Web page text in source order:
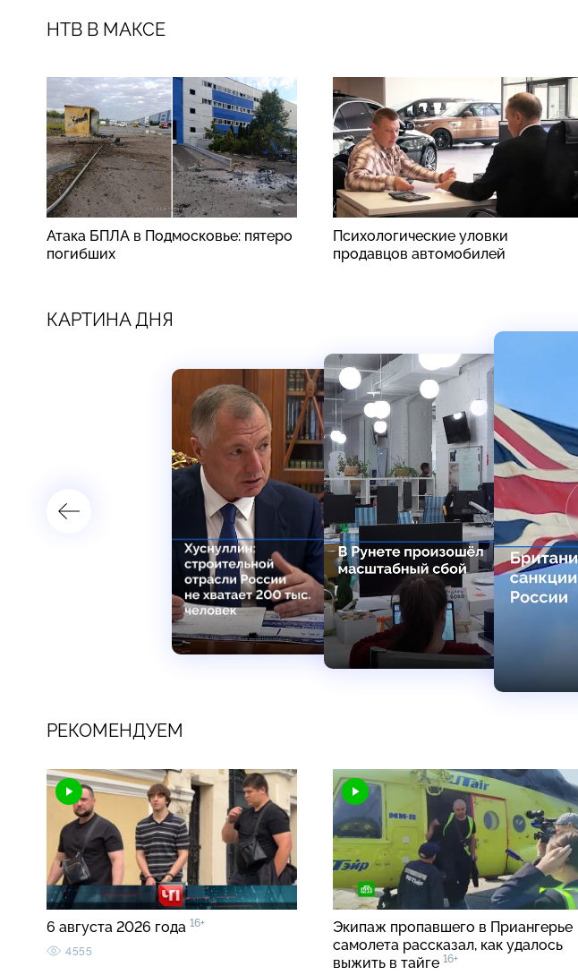
НТВ В МАКСЕ
Атака БПЛА в Подмосковье: пятеро
погибших
Психологические уловки
продавцов автомобилей
КАРТИНА ДНЯ
РЕКОМЕНДУЕМ
6 августа 2026 года 16+
4555
Экипаж пропавшего в Приангерье
самолета рассказал, как удалось
выжить в тайге 16+